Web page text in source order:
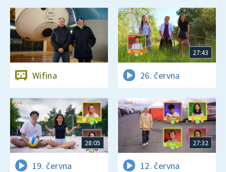
Wifina
27:43
26. června
28:05
19. června
27:32
12. června